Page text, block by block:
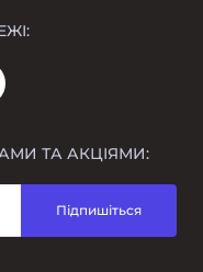
ТА АКЦІЯМИ:
Підпишіться